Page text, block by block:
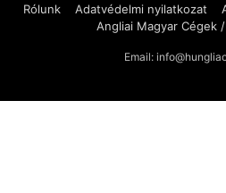
Rólunk Adatvédelmi nyilatkozat
Angliai Magyar Cégek
Email: